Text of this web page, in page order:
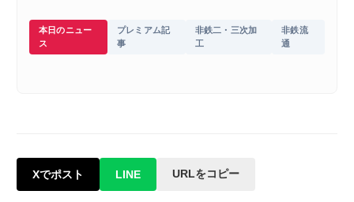
本日のニュー
ス
プレミアム記
事
非鉄二・三次加
工
非鉄流
通
Xでポスト LINE URLをコピー